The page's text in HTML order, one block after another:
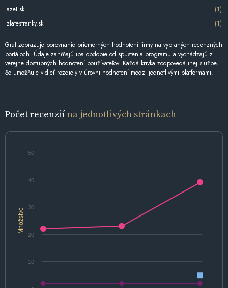
azet.sk
(1)
zlatestranky.sk
(1)
Graf zobrazuje porovnanie priemerných hodnotení firmy na vybraných recenzných
portáloch. Údaje zahŕňajú iba obdobie od spustenia programu a vychádzajú z
verejne dostupných hodnotení používateľov. Každá krivka zodpovedá inej službe,
čo umožňuje vidieť rozdiely v úrovni hodnotení medzi jednotlivými platformami.
Počet recenziína jednotlivých stránkach
Množstvo
10
20
30
40
50